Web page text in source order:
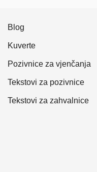
Blog
Kuverte
Pozivnice za vjenčanja
Tekstovi za pozivnice
Tekstovi za zahvalnice